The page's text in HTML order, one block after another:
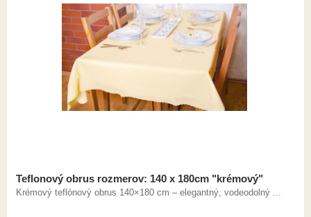
Teflonový obrus rozmerov: 140 x 180cm "krémový"
Krémový teflónový obrus 140×180 cm – elegantný, vodeodolný ...